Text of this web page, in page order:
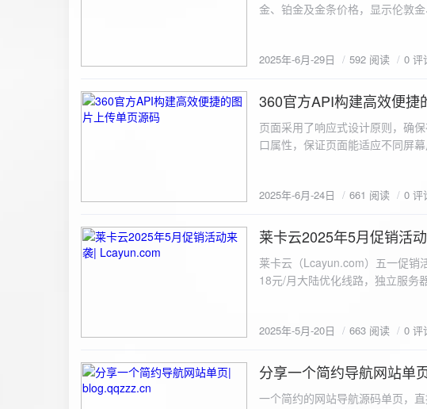
金、铂金及金条价格，显示伦敦
2025年-6月-29日 592 阅读 0 评
2025-6-24
360官方API构建高效便捷
页面采用了响应式设计原则，确
口属性，保证页面能适应不同屏
重置默认样式 */ * { margin: 0; padding: 0; box-sizing: border-box; } /* 设置页面的字体和添加背景图片 */
center fixed; /* 使用服务器上的路径 */ background-size: cover; /* 保证背景图片覆盖整个
#333; display: flex; justify-content: center; align-items: center; min-height: 100vh; margin: 0; } /* 容器样
式 */ .container { background-color: rgba(255, 255, 255, 0.9); /* 使用半透明白色背景，以便在图片背景
上更清晰地显示内容 */ padding: 30px; border-radius: 8px; box-shadow: 0 4px 8px rgba(0, 0, 0, 0.1);
padding: 8px; background-color: #f7f7f7; border: 1px solid #ccc; border-radius: 4px; font-size: 16px;
size: 16px; border: none; border-radius: 4px; cursor: pointer; transition: background-color 0.3s ease; }
100%; height: 30px; background-color: #ddd; border-radius: 4px; margin-top: 20px; overflow: hidden; }
2025年-6月-24日 661 阅读 0 评
2025-5-20
莱卡云2025年5月促销活
莱卡云（Lcayun.com）五一促销活动来袭 莱卡云是一家专门经营大陆优化线路的
18元/月大陆优化线路，独立服务
https://www.lcayun.com/
2025年-5月-20日 663 阅读 0 评
2025-5-19
分享一个简约导航网站单
一个简约的网站导航源码单页，直接新建index.html 把下方源码粘贴进去修改保存即可。 <!DOCTYPE html> <html lang="zh"> <head> <meta charset="UTF-8"> <meta name="viewport" content="width=device-width, initial-scale=1.0"> <title>导航网站 -blog.qqzzz.cn</title> <meta name="keywords" content="双虹云博客"> <meta name="description" content="双虹云博客。"> <meta name="author" content="导航网站"> <meta name="robots" content="index,follow"> <meta property="og:title" content="导航网站 - "> <meta property="og:description" content="双虹云。"> <meta property="og:type" content="website"> <link rel="icon" href="https://blog.qqzzz.cn/favicon.ico" type="image/x-icon"> <link rel="shortcut icon" href="https://blog.qqzzz.cn/favicon.ico" type="image/x-icon"> <style> /* 基础样式 */ * { margin: 0; padding: 0; box-sizing: border-box; } /* 主体样式 */ body { background: #f0f2f5; font-family: 'Microsoft YaHei', -apple-system, BlinkMacSystemFont, sans-serif; margin: 0; padding: 0; min-height: 100vh; overflow-x: hidden; position: relative; display: flex; flex-direction: column; } /* 容器样式 */ .container { max-width: 1200px; margin: 0 auto; padding: 20px; flex: 1; display: flex; flex-direction: column; align-items: center; width: 100%; } /* 主盒子样式 */ .main-box { background: white; box-shadow: 0 2px 12px rgba(0, 0, 0, 0.08); border-radius: 24px; border: 1px solid #e9ecef; width: 100%; max-width: 1000px; padding: 30px; margin: 0 auto 15px; transition: all 0.3s ease; position: relative; z-index: 2; } .main-box:hover { transform: translateY(-2px); box-shadow: 0 6px 25px rgba(0, 0, 0, 0.2); } /* 头部样式 */ .header { text-align: center; margin-bottom: 20px; padding-bottom: 15px; border-bottom: 1px solid rgba(255, 255, 255, 0.2); } .header h1 { font-size: 32px; background: linear-gradient(120deg, #2b5876 0%, #4e4376 100%); -webkit-background-clip: text; -webkit-text-fill-color: transparent; margin-bottom: 15px; } /* 提示框样式 */ .notice { background: transparent; padding: 0 25px; border-radius: 12px; margin-bottom: 15px; white-space: nowrap; overflow: hidden; text-overflow: ellipsis; } .notice p { color: #4facfe; font-size: 16px; line-height: 1; font-weight: bold; letter-spacing: 0.5px; margin: 0; } /* 流量卡领取样式 */ .flow-card, .flow-card-top { background: linear-gradient(120deg, #4facfe 0%, #00f2fe 100%); box-shadow: 0